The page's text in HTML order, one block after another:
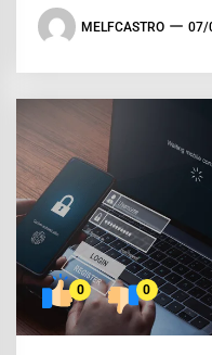
MELFCASTRO 07/
0 0